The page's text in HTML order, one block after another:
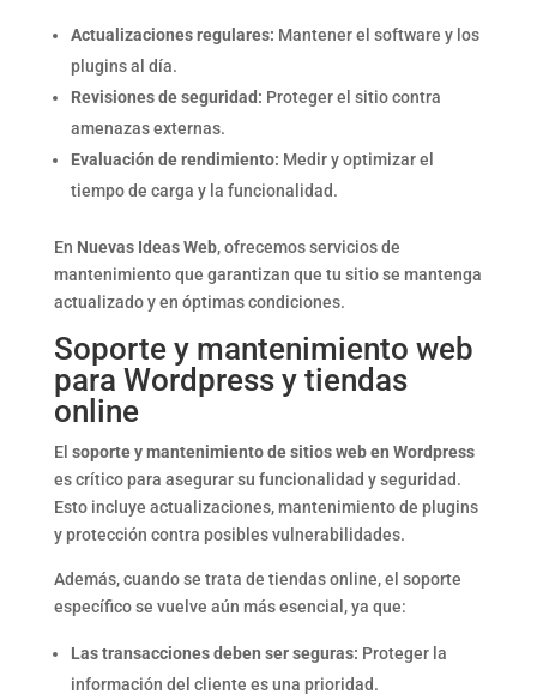
Actualizaciones regulares: Mantener el software y los
plugins al día.
Revisiones de seguridad: Proteger el sitio contra
amenazas externas.
Evaluación de rendimiento: Medir y optimizar el
tiempo de carga y la funcionalidad.
En Nuevas Ideas Web, ofrecemos servicios de
mantenimiento que garantizan que tu sitio se mantenga
actualizado y en óptimas condiciones.
Soporte y mantenimiento web
para Wordpress y tiendas
online
El soporte y mantenimiento de sitios web en Wordpress
es crítico para asegurar su funcionalidad y seguridad.
Esto incluye actualizaciones, mantenimiento de plugins
y protección contra posibles vulnerabilidades.
Además, cuando se trata de tiendas online, el soporte
específico se vuelve aún más esencial, ya que:
Las transacciones deben ser seguras: Proteger la
información del cliente es una prioridad.